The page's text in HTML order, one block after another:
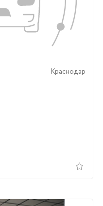
Краснодар